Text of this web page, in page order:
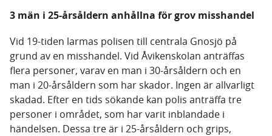
3 män i 25-årsåldern anhållna för grov misshandel
Vid 19-tiden larmas polisen till centrala Gnosjö på
grund av en misshandel. Vid Åvikenskolan anträffas
flera personer, varav en man i 30-årsåldern och en
man i 20-årsåldern som har skador. Ingen är allvarligt
skadad. Efter en tids sökande kan polis anträffa tre
personer i området, som har varit inblandade i
händelsen. Dessa tre är i 25-årsåldern och grips,